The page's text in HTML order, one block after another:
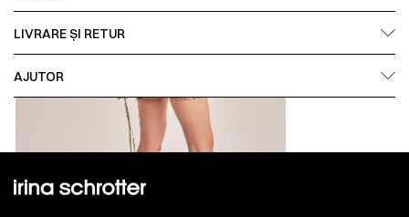
LIVRARE ȘI RETUR
AJUTOR